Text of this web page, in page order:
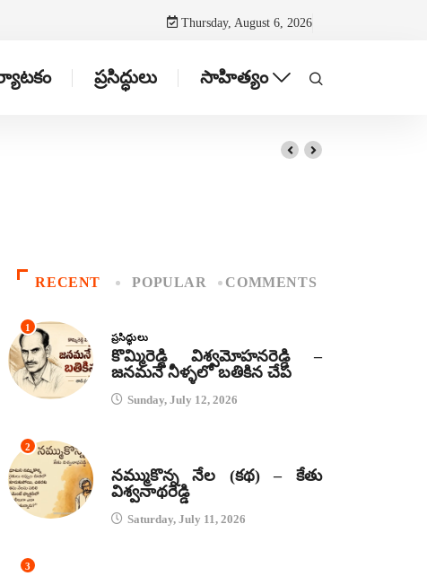
Thursday, August 6, 2026
ప్రసిద్ధులు సాహిత్యం
RECENT POPULAR COMMENTS
1
ప్రసిద్ధులు
కొమ్మిరెడ్డి విశ్వమోహనరెడ్డి –
జనమనే నీళ్ళలో బతికిన చేప
Sunday, July 12, 2026
2
నమ్ముకొన్న నేల (కథ) – కేతు
విశ్వనాథరెడ్డి
Saturday, July 11, 2026
3